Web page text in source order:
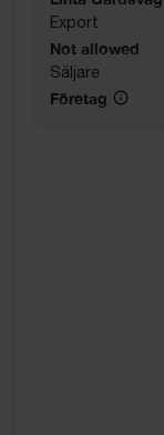
Export
Not allowed
Säljare
Företag